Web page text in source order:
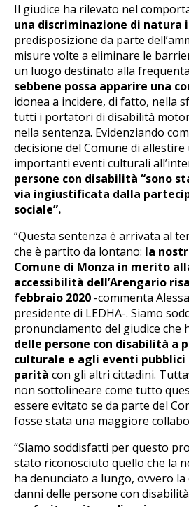
Il giudice ha rilevato nel
una discriminazione di natura
predisposizione da parte
misure volte a eliminare le
un luogo destinato alla
sebbene possa apparire una
idonea a incidere, di fatto, nella
tutti i portatori di disabilità
nella sentenza. Evidenziando
decisione del Comune di allestire
importanti eventi culturali
persone con disabilità “sono
via ingiustificata dalla
sociale”.
“Questa sentenza è arrivata al
che è partito da lontano: la
Comune di Monza in merito
accessibilità dell’Arengario
febbraio 2020 -commenta
presidente di LEDHA-. Siamo
pronunciamento del giudice che
delle persone con disabilità a
culturale e agli eventi pubblici
parità con gli altri cittadini.
non sottolineare come tutto
essere evitato se da parte del
fosse stata una maggiore
“Siamo soddisfatti per questo
stato riconosciuto quello che la
ha denunciato a lungo, ovvero
danni delle persone con